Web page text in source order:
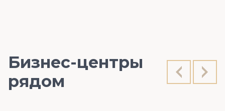
Бизнес-центры
рядом